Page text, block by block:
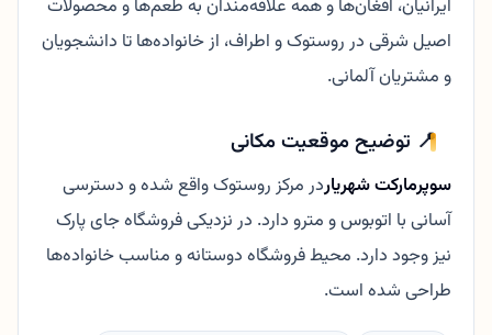
ایرانیان، افغان‌ها و همه علاقه‌مندان به طعم‌ها و محصولات
اصیل شرقی در روستوک و اطراف، از خانواده‌ها تا دانشجویان
و مشتریان آلمانی.
📍 توضیح موقعیت مکانی
سوپرمارکت شهریاردر مرکز روستوک واقع شده و دسترسی
آسانی با اتوبوس و مترو دارد. در نزدیکی فروشگاه جای پارک
نیز وجود دارد. محیط فروشگاه دوستانه و مناسب خانواده‌ها
طراحی شده است.